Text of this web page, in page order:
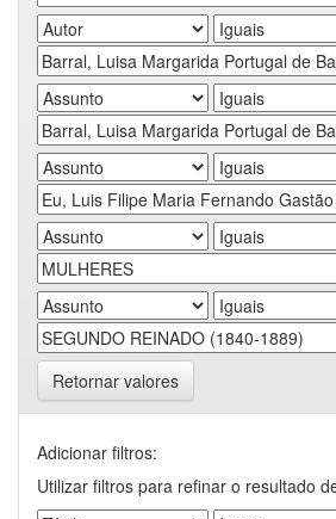
Retornar valores
Adicionar filtros:
Utilizar filtros para refinar o resultado